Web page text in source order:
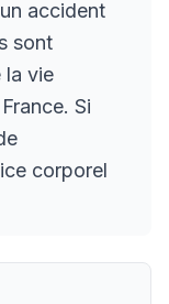
accident
sont
la vie
Si
corporel